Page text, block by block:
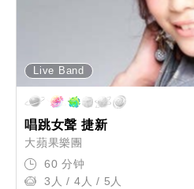
Live Band
唱跳女聲 捷新
大蘋果樂團
60 分钟
3人 / 4人 / 5人